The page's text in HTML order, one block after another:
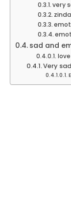
very
sad and
Very